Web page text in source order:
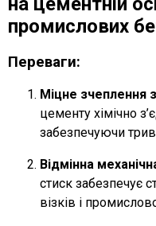
промислових
Переваги:
Міцне зчеплення
цементу хімічно
забезпечуючи
Відмінна
стиск забезпечує
візків і